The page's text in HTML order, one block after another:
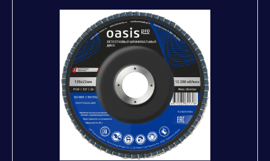
Нажимая кнопку "отправить", вы соглашаетесь
условиями обработки персональных данных.
Отправить